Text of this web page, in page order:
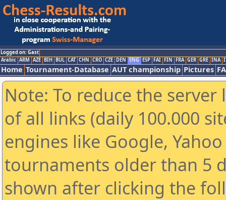
Logged on: Gast
Arabic ARM AZE BIH BUL CAT CHN CRO CZE DEN ENG ESP FAI FIN FRA GER GRE INA
Home Tournament-Database AUT championship Pictures
Note: To reduce the
of all links (daily 100.000
engines like Google,
tournaments older than 5
shown after clicking the